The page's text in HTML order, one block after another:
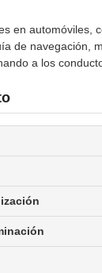
en automóviles,
de navegación,
a los